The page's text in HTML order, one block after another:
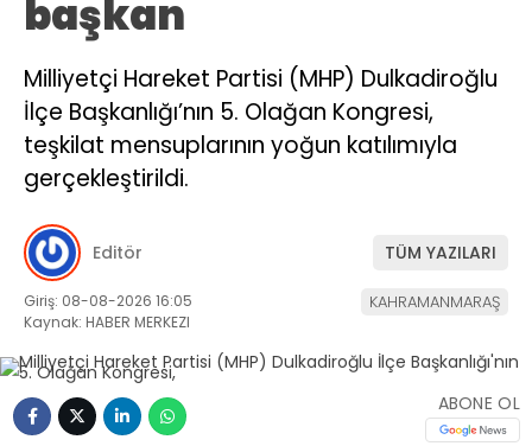
başkan
Milliyetçi Hareket Partisi (MHP) Dulkadiroğlu
İlçe Başkanlığı’nın 5. Olağan Kongresi,
teşkilat mensuplarının yoğun katılımıyla
gerçekleştirildi.
Editör TÜM YAZILARI
Giriş: 08-08-2026 16:05
Kaynak: HABER MERKEZI
KAHRAMANMARAŞ
ABONE OL